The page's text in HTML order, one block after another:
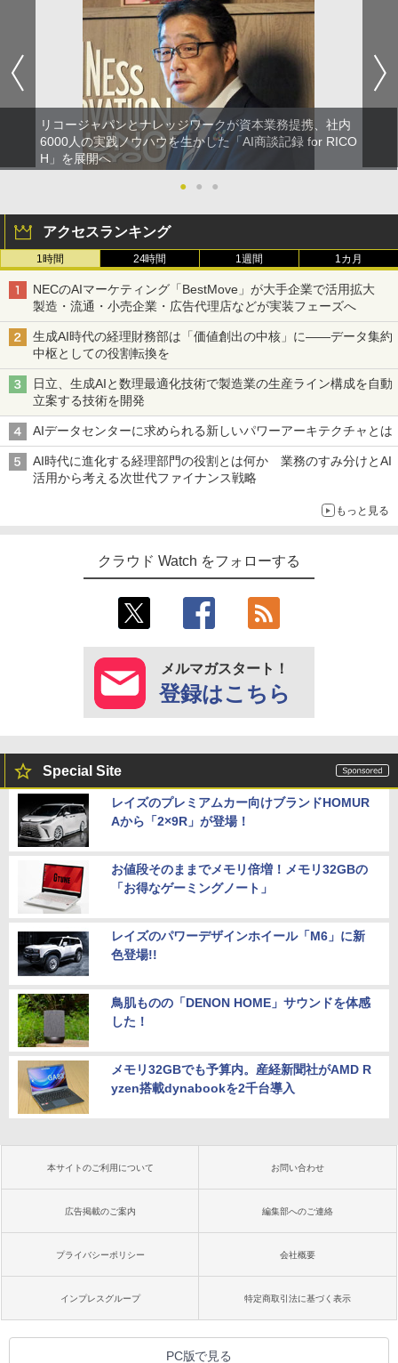
リコージャパンとナレッジワークが資本業務提携、社内
6000人の実践ノウハウを生かした「AI商談記録 for RICO
H」を展開へ
●
● ●
アクセスランキング
1時間 24時間 1週間 1カ月
NECのAIマーケティング「BestMove」が大手企業で活用拡大
製造・流通・小売企業・広告代理店などが実装フェーズへ
生成AI時代の経理財務部は「価値創出の中核」に――データ集約
中枢としての役割転換を
日立、生成AIと数理最適化技術で製造業の生産ライン構成を自動
立案する技術を開発
AIデータセンターに求められる新しいパワーアーキテクチャとは
AI時代に進化する経理部門の役割とは何か 業務のすみ分けとAI
活用から考える次世代ファイナンス戦略
もっと見る
クラウド Watch をフォローする
メルマガスタート！
登録はこちら
Special Site
レイズのプレミアムカー向けブランドHOMUR
Aから「2×9R」が登場！
お値段そのままでメモリ倍増！メモリ32GBの
「お得なゲーミングノート」
レイズのパワーデザインホイール「M6」に新
色登場!!
鳥肌ものの「DENON HOME」サウンドを体感
した！
メモリ32GBでも予算内。産経新聞社がAMD R
yzen搭載dynabookを2千台導入
本サイトのご利用について お問い合わせ
広告掲載のご案内 編集部へのご連絡
プライバシーポリシー 会社概要
インプレスグループ 特定商取引法に基づく表示
PC版で見る